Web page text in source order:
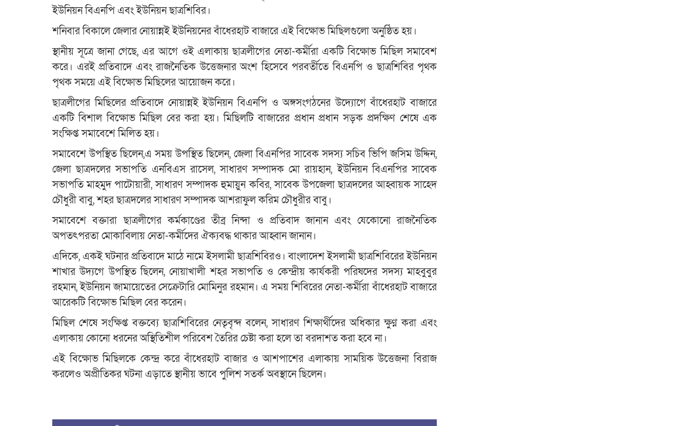
ইউনিয়ন বিএনপি এবং ইউনিয়ন ছাত্রশিবির।
শনিবার বিকালে জেলার নোয়ান্নই ইউনিয়নের বাঁধেরহাট বাজারে এই বিক্ষোভ মিছিলগুলো অনুষ্ঠিত হয়।
স্থানীয় সূত্রে জানা গেছে, এর আগে ওই এলাকায় ছাত্রলীগের নেতা-কর্মীরা একটি বিক্ষোভ মিছিল সমাবেশ
করে। এরই প্রতিবাদে এবং রাজনৈতিক উত্তেজনার অংশ হিসেবে পরবর্তীতে বিএনপি ও ছাত্রশিবির পৃথক
পৃথক সময়ে এই বিক্ষোভ মিছিলের আয়োজন করে।
ছাত্রলীগের মিছিলের প্রতিবাদে নোয়ান্নই ইউনিয়ন বিএনপি ও অঙ্গসংগঠনের উদ্যোগে বাঁধেরহাট বাজারে
একটি বিশাল বিক্ষোভ মিছিল বের করা হয়। মিছিলটি বাজারের প্রধান প্রধান সড়ক প্রদক্ষিণ শেষে এক
সংক্ষিপ্ত সমাবেশে মিলিত হয়।
সমাবেশে উপস্থিত ছিলেন,এ সময় উপস্থিত ছিলেন, জেলা বিএনপির সাবেক সদস্য সচিব ভিপি জসিম উদ্দিন,
জেলা ছাত্রদলের সভাপতি এনবিএস রাসেল, সাধারণ সম্পাদক মো রায়হান, ইউনিয়ন বিএনপির সাবেক
সভাপতি মাহমুদ পাটোয়ারী, সাধারণ সম্পাদক হুমায়ুন কবির, সাবেক উপজেলা ছাত্রদলের আহ্বায়ক সাহেদ
চৌধুরী বাবু, শহর ছাত্রদলের সাধারণ সম্পাদক আশরাফুল করিম চৌধুরীর বাবু।
সমাবেশে বক্তারা ছাত্রলীগের কর্মকাণ্ডের তীব্র নিন্দা ও প্রতিবাদ জানান এবং যেকোনো রাজনৈতিক
অপতৎপরতা মোকাবিলায় নেতা-কর্মীদের ঐক্যবদ্ধ থাকার আহ্বান জানান।
এদিকে, একই ঘটনার প্রতিবাদে মাঠে নামে ইসলামী ছাত্রশিবিরও। বাংলাদেশ ইসলামী ছাত্রশিবিরের ইউনিয়ন
শাখার উদ্যগে উপস্থিত ছিলেন, নোয়াখালী শহর সভাপতি ও কেন্দ্রীয় কার্যকরী পরিষদের সদস্য মাহবুবুর
রহমান, ইউনিয়ন জামায়েতের সেক্রেটারি মোমিনুর রহমান। এ সময় শিবিরের নেতা-কর্মীরা বাঁধেরহাট বাজারে
আরেকটি বিক্ষোভ মিছিল বের করেন।
মিছিল শেষে সংক্ষিপ্ত বক্তব্যে ছাত্রশিবিরের নেতৃবৃন্দ বলেন, সাধারণ শিক্ষার্থীদের অধিকার ক্ষুণ্ণ করা এবং
এলাকায় কোনো ধরনের অস্থিতিশীল পরিবেশ তৈরির চেষ্টা করা হলে তা বরদাশত করা হবে না।
এই বিক্ষোভ মিছিলকে কেন্দ্র করে বাঁধেরহাট বাজার ও আশপাশের এলাকায় সাময়িক উত্তেজনা বিরাজ
করলেও অপ্রীতিকর ঘটনা এড়াতে স্থানীয় ভাবে পুলিশ সতর্ক অবস্থানে ছিলেন।